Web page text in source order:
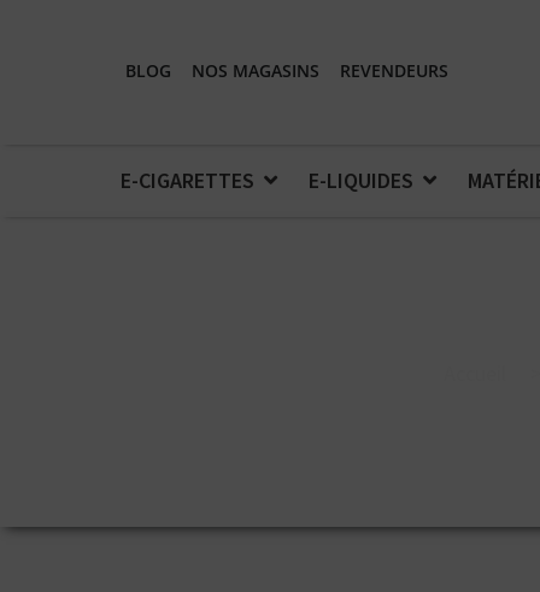
BLOG NOS MAGASINS REVENDEURS
E-CIGARETTES E-LIQUIDES